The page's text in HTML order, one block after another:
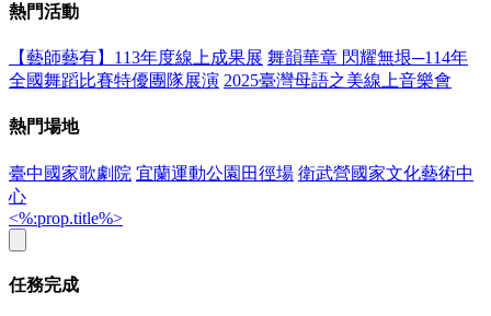
熱門活動
【藝師藝有】113年度線上成果展 舞韻華章 閃耀無垠─114年
全國舞蹈比賽特優團隊展演 2025臺灣母語之美線上音樂會
熱門場地
臺中國家歌劇院 宜蘭運動公園田徑場 衛武營國家文化藝術中
心
<%:prop.title%>
任務完成